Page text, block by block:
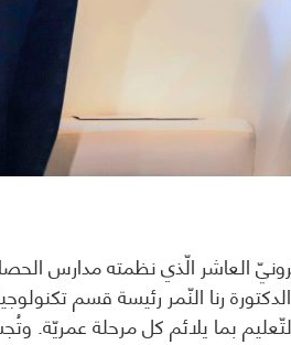
العاشر الّذي نظمته مدارس
رنا النّمر رئيسة قسم
بما يلائم كل مرحلة عمريّة.